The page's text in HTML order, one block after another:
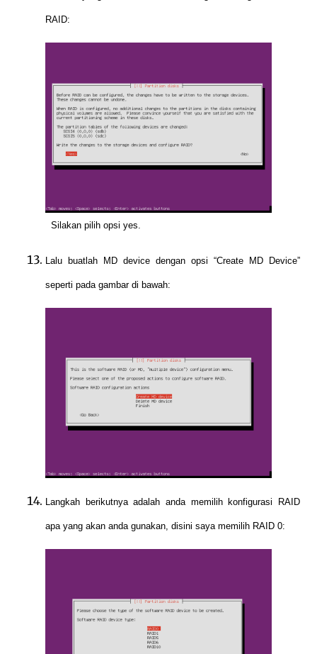
RAID:
Silakan pilih opsi yes.
Lalu buatlah MD device dengan opsi “Create MD Device”
seperti pada gambar di bawah:
Langkah berikutnya adalah anda memilih konfigurasi RAID
apa yang akan anda gunakan, disini saya memilih RAID 0: